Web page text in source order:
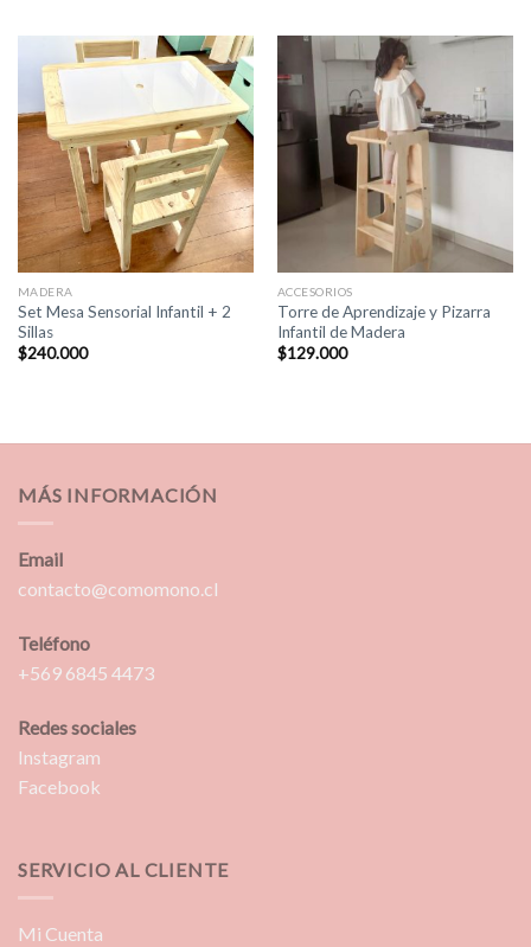
MADERA
Set Mesa Sensorial Infantil + 2
Sillas
$240.000
ACCESORIOS
Torre de Aprendizaje y Pizarra
Infantil de Madera
$129.000
MÁS INFORMACIÓN
Email
contacto@comomono.cl
Teléfono
+569 6845 4473
Redes sociales
Instagram
Facebook
SERVICIO AL CLIENTE
Mi Cuenta